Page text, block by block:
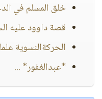
خلق المسلم في
قصة داوود عليه
الحركةالنسوية
*عبدالغفور* ...